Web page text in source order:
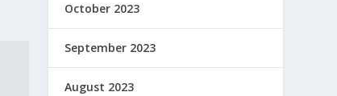
October 2023
September 2023
August 2023